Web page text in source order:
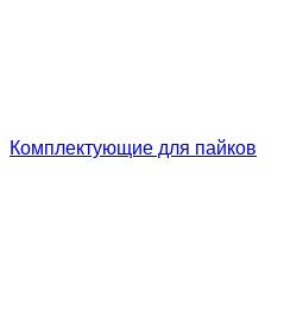
Комплектующие для пайков